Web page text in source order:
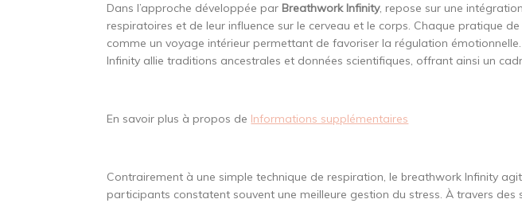
Dans l’approche développée par Breathwork Infinity, repose sur une
respiratoires et de leur influence sur le cerveau et le corps. Chaque pratique
comme un voyage intérieur permettant de favoriser la régulation
Infinity allie traditions ancestrales et données scientifiques, offrant ainsi un
En savoir plus à propos de Informations supplémentaires
Contrairement à une simple technique de respiration, le breathwork Infinity
participants constatent souvent une meilleure gestion du stress. À travers des